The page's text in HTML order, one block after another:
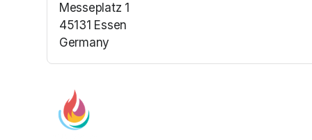
Messeplatz 1
45131 Essen
Germany
(opens in a new tab)